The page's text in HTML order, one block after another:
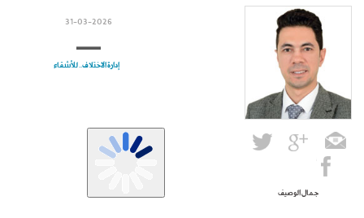
جمال الوصيف
31-03-2026
إدارة الاختلاف.. للأشقاء